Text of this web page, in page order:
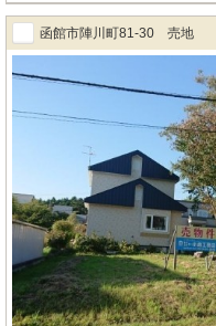
☆
函館市陣川町81-30 売地